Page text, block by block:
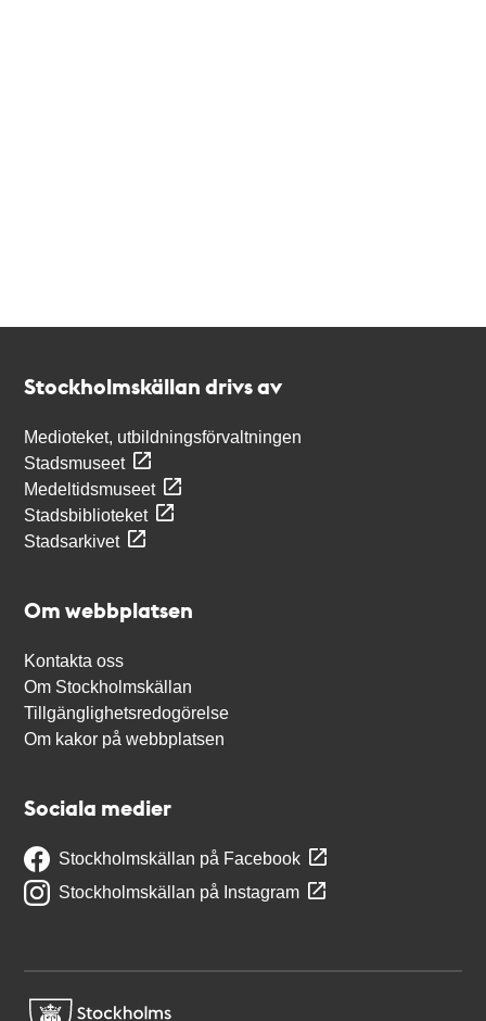
Stockholmskällan drivs av
Medioteket, utbildningsförvaltningen
Stadsmuseet
Medeltidsmuseet
Stadsbiblioteket
Stadsarkivet
Om webbplatsen
Kontakta oss
Om Stockholmskällan
Tillgänglighetsredogörelse
Om kakor på webbplatsen
Sociala medier
Stockholmskällan på Facebook
Stockholmskällan på Instagram